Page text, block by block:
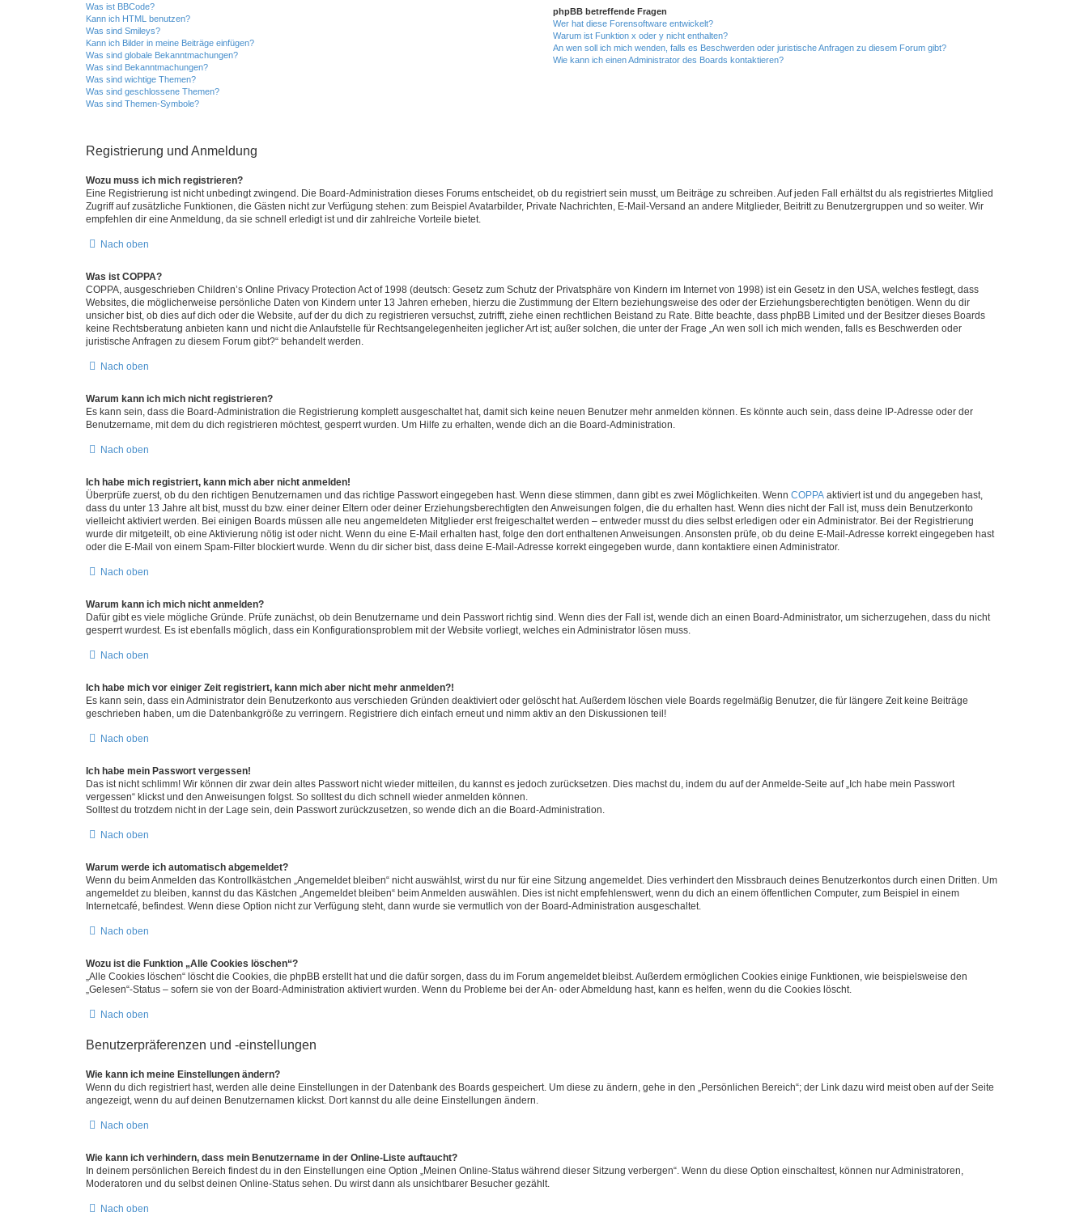
Was ist BBCode?
Kann ich HTML benutzen?
Was sind Smileys?
Kann ich Bilder in meine Beiträge einfügen?
Was sind globale Bekanntmachungen?
Was sind Bekanntmachungen?
Was sind wichtige Themen?
Was sind geschlossene Themen?
Was sind Themen-Symbole?
phpBB betreffende Fragen
Wer hat diese Forensoftware entwickelt?
Warum ist Funktion x oder y nicht enthalten?
An wen soll ich mich wenden, falls es Beschwerden oder juristische Anfragen zu diesem Forum gibt?
Wie kann ich einen Administrator des Boards kontaktieren?
Registrierung und Anmeldung
Wozu muss ich mich registrieren?
Eine Registrierung ist nicht unbedingt zwingend. Die Board-Administration dieses Forums entscheidet, ob du registriert sein musst, um Beiträge zu schreiben. Auf jeden Fall erhältst du als registriertes Mitglied
Zugriff auf zusätzliche Funktionen, die Gästen nicht zur Verfügung stehen: zum Beispiel Avatarbilder, Private Nachrichten, E-Mail-Versand an andere Mitglieder, Beitritt zu Benutzergruppen und so weiter. Wir
empfehlen dir eine Anmeldung, da sie schnell erledigt ist und dir zahlreiche Vorteile bietet.
Nach oben
Was ist COPPA?
COPPA, ausgeschrieben Children’s Online Privacy Protection Act of 1998 (deutsch: Gesetz zum Schutz der Privatsphäre von Kindern im Internet von 1998) ist ein Gesetz in den USA, welches festlegt, dass
Websites, die möglicherweise persönliche Daten von Kindern unter 13 Jahren erheben, hierzu die Zustimmung der Eltern beziehungsweise des oder der Erziehungsberechtigten benötigen. Wenn du dir
unsicher bist, ob dies auf dich oder die Website, auf der du dich zu registrieren versuchst, zutrifft, ziehe einen rechtlichen Beistand zu Rate. Bitte beachte, dass phpBB Limited und der Besitzer dieses Boards
keine Rechtsberatung anbieten kann und nicht die Anlaufstelle für Rechtsangelegenheiten jeglicher Art ist; außer solchen, die unter der Frage „An wen soll ich mich wenden, falls es Beschwerden oder
juristische Anfragen zu diesem Forum gibt?“ behandelt werden.
Nach oben
Warum kann ich mich nicht registrieren?
Es kann sein, dass die Board-Administration die Registrierung komplett ausgeschaltet hat, damit sich keine neuen Benutzer mehr anmelden können. Es könnte auch sein, dass deine IP-Adresse oder der
Benutzername, mit dem du dich registrieren möchtest, gesperrt wurden. Um Hilfe zu erhalten, wende dich an die Board-Administration.
Nach oben
Ich habe mich registriert, kann mich aber nicht anmelden!
Überprüfe zuerst, ob du den richtigen Benutzernamen und das richtige Passwort eingegeben hast. Wenn diese stimmen, dann gibt es zwei Möglichkeiten. Wenn COPPA aktiviert ist und du angegeben hast,
dass du unter 13 Jahre alt bist, musst du bzw. einer deiner Eltern oder deiner Erziehungsberechtigten den Anweisungen folgen, die du erhalten hast. Wenn dies nicht der Fall ist, muss dein Benutzerkonto
vielleicht aktiviert werden. Bei einigen Boards müssen alle neu angemeldeten Mitglieder erst freigeschaltet werden – entweder musst du dies selbst erledigen oder ein Administrator. Bei der Registrierung
wurde dir mitgeteilt, ob eine Aktivierung nötig ist oder nicht. Wenn du eine E-Mail erhalten hast, folge den dort enthaltenen Anweisungen. Ansonsten prüfe, ob du deine E-Mail-Adresse korrekt eingegeben hast
oder die E-Mail von einem Spam-Filter blockiert wurde. Wenn du dir sicher bist, dass deine E-Mail-Adresse korrekt eingegeben wurde, dann kontaktiere einen Administrator.
Nach oben
Warum kann ich mich nicht anmelden?
Dafür gibt es viele mögliche Gründe. Prüfe zunächst, ob dein Benutzername und dein Passwort richtig sind. Wenn dies der Fall ist, wende dich an einen Board-Administrator, um sicherzugehen, dass du nicht
gesperrt wurdest. Es ist ebenfalls möglich, dass ein Konfigurationsproblem mit der Website vorliegt, welches ein Administrator lösen muss.
Nach oben
Ich habe mich vor einiger Zeit registriert, kann mich aber nicht mehr anmelden?!
Es kann sein, dass ein Administrator dein Benutzerkonto aus verschieden Gründen deaktiviert oder gelöscht hat. Außerdem löschen viele Boards regelmäßig Benutzer, die für längere Zeit keine Beiträge
geschrieben haben, um die Datenbankgröße zu verringern. Registriere dich einfach erneut und nimm aktiv an den Diskussionen teil!
Nach oben
Ich habe mein Passwort vergessen!
Das ist nicht schlimm! Wir können dir zwar dein altes Passwort nicht wieder mitteilen, du kannst es jedoch zurücksetzen. Dies machst du, indem du auf der Anmelde-Seite auf „Ich habe mein Passwort
vergessen“ klickst und den Anweisungen folgst. So solltest du dich schnell wieder anmelden können.
Solltest du trotzdem nicht in der Lage sein, dein Passwort zurückzusetzen, so wende dich an die Board-Administration.
Nach oben
Warum werde ich automatisch abgemeldet?
Wenn du beim Anmelden das Kontrollkästchen „Angemeldet bleiben“ nicht auswählst, wirst du nur für eine Sitzung angemeldet. Dies verhindert den Missbrauch deines Benutzerkontos durch einen Dritten. Um
angemeldet zu bleiben, kannst du das Kästchen „Angemeldet bleiben“ beim Anmelden auswählen. Dies ist nicht empfehlenswert, wenn du dich an einem öffentlichen Computer, zum Beispiel in einem
Internetcafé, befindest. Wenn diese Option nicht zur Verfügung steht, dann wurde sie vermutlich von der Board-Administration ausgeschaltet.
Nach oben
Wozu ist die Funktion „Alle Cookies löschen“?
„Alle Cookies löschen“ löscht die Cookies, die phpBB erstellt hat und die dafür sorgen, dass du im Forum angemeldet bleibst. Außerdem ermöglichen Cookies einige Funktionen, wie beispielsweise den
„Gelesen“-Status – sofern sie von der Board-Administration aktiviert wurden. Wenn du Probleme bei der An- oder Abmeldung hast, kann es helfen, wenn du die Cookies löscht.
Nach oben
Benutzerpräferenzen und -einstellungen
Wie kann ich meine Einstellungen ändern?
Wenn du dich registriert hast, werden alle deine Einstellungen in der Datenbank des Boards gespeichert. Um diese zu ändern, gehe in den „Persönlichen Bereich“; der Link dazu wird meist oben auf der Seite
angezeigt, wenn du auf deinen Benutzernamen klickst. Dort kannst du alle deine Einstellungen ändern.
Nach oben
Wie kann ich verhindern, dass mein Benutzername in der Online-Liste auftaucht?
In deinem persönlichen Bereich findest du in den Einstellungen eine Option „Meinen Online-Status während dieser Sitzung verbergen“. Wenn du diese Option einschaltest, können nur Administratoren,
Moderatoren und du selbst deinen Online-Status sehen. Du wirst dann als unsichtbarer Besucher gezählt.
Nach oben